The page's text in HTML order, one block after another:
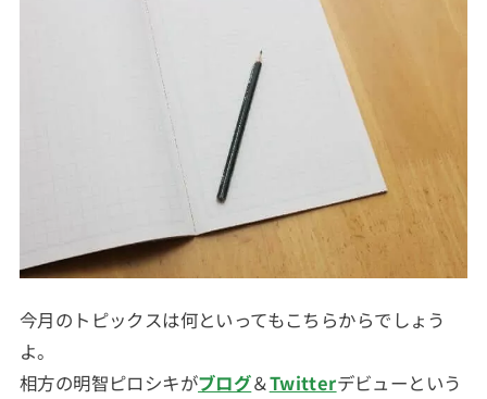
今月のトピックスは何といってもこちらからでしょう
よ。
相方の明智ピロシキがブログ＆Twitterデビューという